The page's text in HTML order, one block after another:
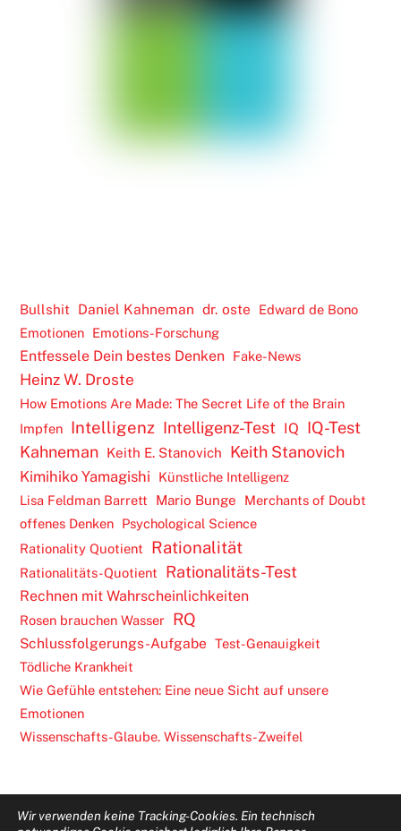
Bullshit Daniel Kahneman dr. oste
Edward de Bono
Emotionen Emotions-Forschung
Entfessele Dein bestes Denken Fake-News
Heinz W. Droste
How Emotions Are Made: The Secret Life of the Brain
Impfen Intelligenz Intelligenz-Test IQ IQ-Test
Kahneman Keith E. Stanovich Keith Stanovich
Kimihiko Yamagishi
Künstliche Intelligenz
Lisa Feldman Barrett
Mario Bunge
Merchants of Doubt
offenes Denken Psychological Science
Rationality Quotient
Rationalität
Rationalitäts-Quotient Rationalitäts-Test
Rechnen mit Wahrscheinlichkeiten
Rosen brauchen Wasser RQ
Schlussfolgerungs-Aufgabe
Test-Genauigkeit
Tödliche Krankheit
Wie Gefühle entstehen: Eine neue Sicht auf unsere
Emotionen
Wissenschafts-Glaube. Wissenschafts-Zweifel
Wir verwenden keine Tracking-Cookies. Ein technisch